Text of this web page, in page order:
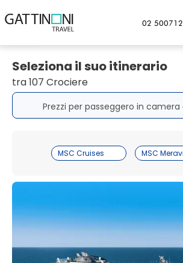
02
Vai alla Home Page delle crociere
Seleziona il suo itinerario
tra 107 Crociere
Prezzi per passeggero in camera
MSC Cruises MSC